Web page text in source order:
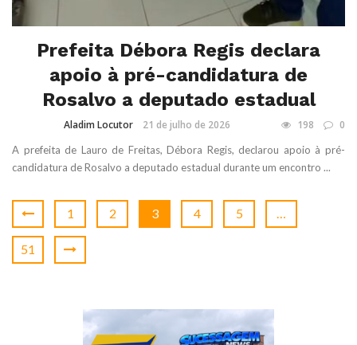
Prefeita Débora Regis declara
apoio à pré-candidatura de
Rosalvo a deputado estadual
Aladim Locutor 21 de julho de 2026 198 0
A prefeita de Lauro de Freitas, Débora Regis, declarou apoio à pré-
candidatura de Rosalvo a deputado estadual durante um encontro ...
1 2 3 4 5 …
51